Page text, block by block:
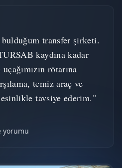
transfer şirketi.
kaydına kadar
rötarına
temiz araç ve
tavsiye ederim."
yorumu